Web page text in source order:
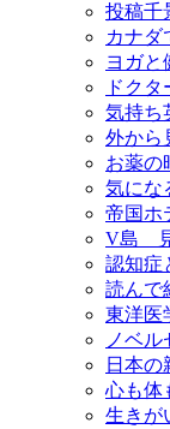
投稿千
カナダ
ヨガと
ドク
気持ち
外から
お薬の
気にな
帝国ホ
V島 見
認知症
読んで
東洋医
ノベル
日本の
心も体
生きが